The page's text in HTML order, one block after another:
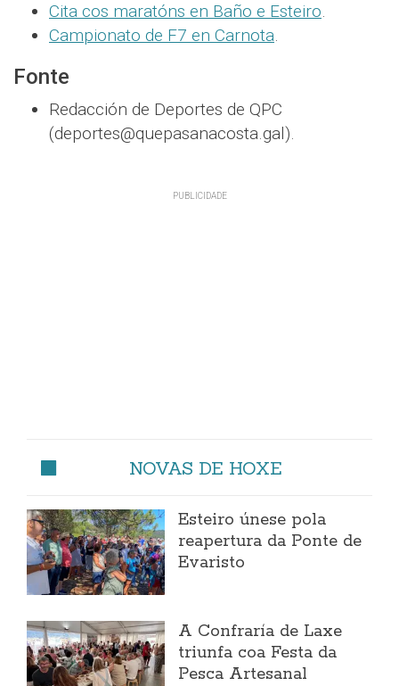
Cita cos maratóns en Baño e Esteiro.
Campionato de F7 en Carnota.
Fonte
Redacción de Deportes de QPC
(deportes@quepasanacosta.gal).
NOVAS DE HOXE
Esteiro únese pola
reapertura da Ponte de
Evaristo
A Confraría de Laxe
triunfa coa Festa da
Pesca Artesanal